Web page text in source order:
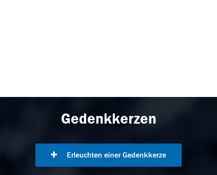
Gedenkkerzen
Erleuchten einer Gedenkkerze